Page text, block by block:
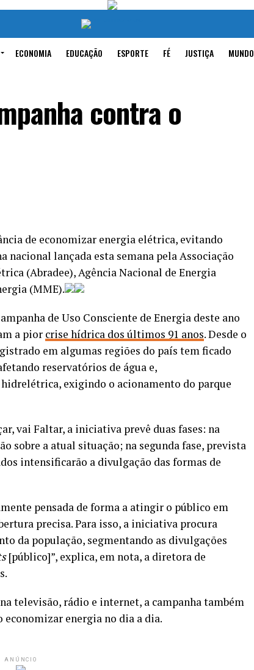
ECONOMIA EDUCAÇÃO ESPORTE FÉ JUSTIÇA MUNDO
contra o
de economizar energia elétrica, evitando
nacional lançada esta semana pela Associação
(Abradee), Agência Nacional de Energia
(MME).
de Uso Consciente de Energia deste ano
a pior crise hídrica dos últimos 91 anos. Desde o
em algumas regiões do país tem ficado
reservatórios de água e,
exigindo o acionamento do parque
vai Faltar, a iniciativa prevê duas fases: na
sobre a atual situação; na segunda fase, prevista
intensificarão a divulgação das formas de
pensada de forma a atingir o público em
precisa. Para isso, a iniciativa procura
da população, segmentando as divulgações
[público]”, explica, em nota, a diretora de
televisão, rádio e internet, a campanha também
economizar energia no dia a dia.
ANÚNCIO